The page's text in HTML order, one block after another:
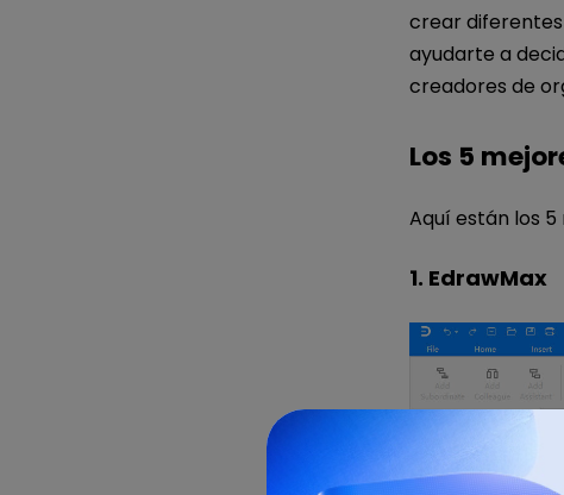
crear
ayudarte a
creadores de
Los 5
Aquí están los
1. EdrawMax